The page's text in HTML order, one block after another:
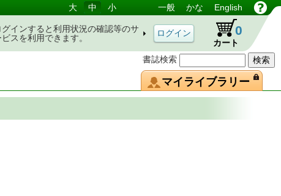
書誌検索
大 中 小 一般 かな English
グインすると利用状況の確認等のサ
ビスを利用できます。
カート
0
マイライブラリー